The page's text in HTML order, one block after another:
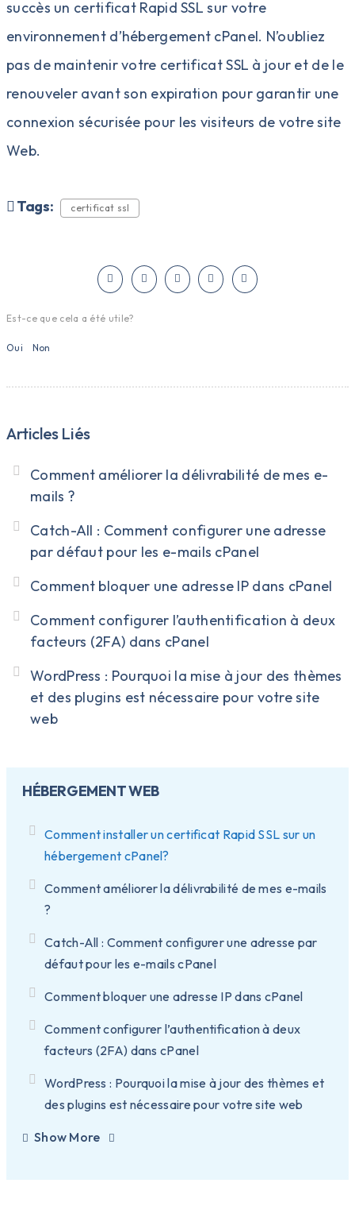
succès un certificat Rapid SSL sur votre
environnement d’hébergement cPanel. N’oubliez
pas de maintenir votre certificat SSL à jour et de le
renouveler avant son expiration pour garantir une
connexion sécurisée pour les visiteurs de votre site
Web.
Tags: certificat ssl
Est-ce que cela a été utile?
Oui Non
Articles Liés
Comment améliorer la délivrabilité de mes e-
mails ?
Catch-All : Comment configurer une adresse
par défaut pour les e-mails cPanel
Comment bloquer une adresse IP dans cPanel
Comment configurer l’authentification à deux
facteurs (2FA) dans cPanel
WordPress : Pourquoi la mise à jour des thèmes
et des plugins est nécessaire pour votre site
web
HÉBERGEMENT WEB
Comment installer un certificat Rapid SSL sur un
hébergement cPanel?
Comment améliorer la délivrabilité de mes e-mails
?
Catch-All : Comment configurer une adresse par
défaut pour les e-mails cPanel
Comment bloquer une adresse IP dans cPanel
Comment configurer l’authentification à deux
facteurs (2FA) dans cPanel
WordPress : Pourquoi la mise à jour des thèmes et
des plugins est nécessaire pour votre site web
Show More